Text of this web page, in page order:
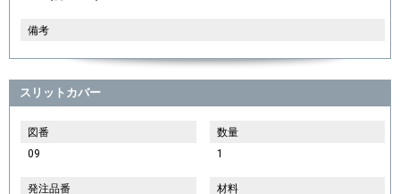
備考
スリットカバー
図番
09
数量
1
発注品番
材料